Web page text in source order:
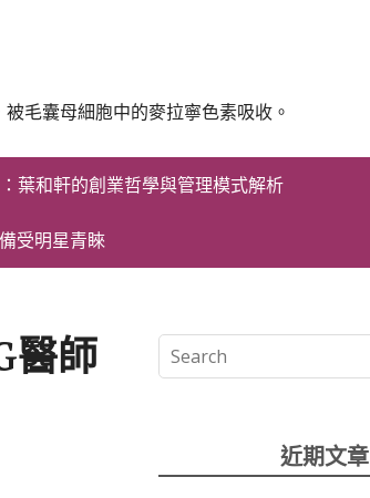
毛囊母細胞中的麥拉寧色素吸收。
葉和軒的創業哲學與管理模式解析
受明星青睞
醫師
近期文章